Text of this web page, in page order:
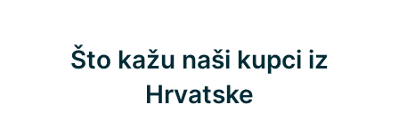
Što kažu naši kupci iz
Hrvatske